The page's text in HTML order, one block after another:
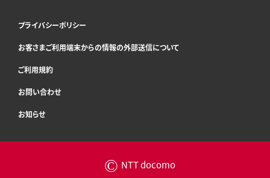
プライバシーポリシー
お客さまご利用端末からの情報の外部送信について
ご利用規約
お問い合わせ
お知らせ
© NTT docomo